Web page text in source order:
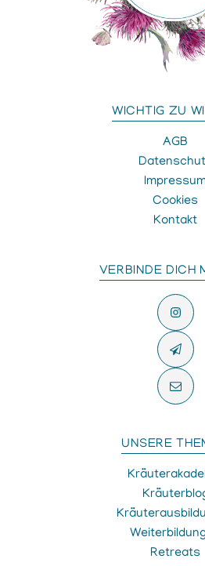
WICHTIG ZU
AGB
Cookies
Kontakt
VERBINDE DICH
UNSERE
Retreats